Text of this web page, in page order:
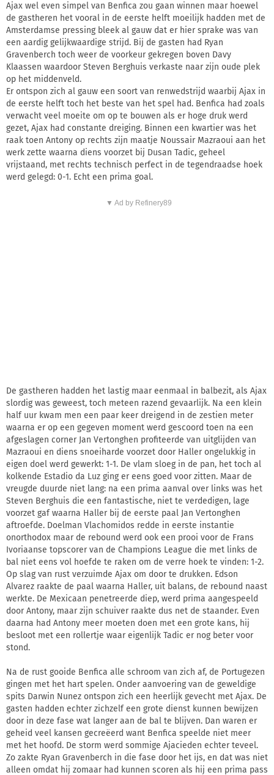
Ajax wel even simpel van Benfica zou gaan winnen maar hoewel
de gastheren het vooral in de eerste helft moeilijk hadden met de
Amsterdamse pressing bleek al gauw dat er hier sprake was van
een aardig gelijkwaardige strijd. Bij de gasten had Ryan
Gravenberch toch weer de voorkeur gekregen boven Davy
Klaassen waardoor Steven Berghuis verkaste naar zijn oude plek
op het middenveld.
Er ontspon zich al gauw een soort van renwedstrijd waarbij Ajax in
de eerste helft toch het beste van het spel had. Benfica had zoals
verwacht veel moeite om op te bouwen als er hoge druk werd
gezet, Ajax had constante dreiging. Binnen een kwartier was het
raak toen Antony op rechts zijn maatje Noussair Mazraoui aan het
werk zette waarna diens voorzet bij Dusan Tadic, geheel
vrijstaand, met rechts technisch perfect in de tegendraadse hoek
werd gelegd: 0-1. Echt een prima goal.
▼ Ad by Refinery89
De gastheren hadden het lastig maar eenmaal in balbezit, als Ajax
slordig was geweest, toch meteen razend gevaarlijk. Na een klein
half uur kwam men een paar keer dreigend in de zestien meter
waarna er op een gegeven moment werd gescoord toen na een
afgeslagen corner Jan Vertonghen profiteerde van uitglijden van
Mazraoui en diens snoeiharde voorzet door Haller ongelukkig in
eigen doel werd gewerkt: 1-1. De vlam sloeg in de pan, het toch al
kolkende Estadio da Luz ging er eens goed voor zitten. Maar de
vreugde duurde niet lang: na een prima aanval over links was het
Steven Berghuis die een fantastische, niet te verdedigen, lage
voorzet gaf waarna Haller bij de eerste paal Jan Vertonghen
aftroefde. Doelman Vlachomidos redde in eerste instantie
onorthodox maar de rebound werd ook een prooi voor de Frans
Ivoriaanse topscorer van de Champions League die met links de
bal niet eens vol hoefde te raken om de verre hoek te vinden: 1-2.
Op slag van rust verzuimde Ajax om door te drukken. Edson
Alvarez raakte de paal waarna Haller, uit balans, de rebound naast
werkte. De Mexicaan penetreerde diep, werd prima aangespeeld
door Antony, maar zijn schuiver raakte dus net de staander. Even
daarna had Antony meer moeten doen met een grote kans, hij
besloot met een rollertje waar eigenlijk Tadic er nog beter voor
stond.
Na de rust gooide Benfica alle schroom van zich af, de Portugezen
gingen met het hart spelen. Onder aanvoering van de geweldige
spits Darwin Nunez ontspon zich een heerlijk gevecht met Ajax. De
gasten hadden echter zichzelf een grote dienst kunnen bewijzen
door in deze fase wat langer aan de bal te blijven. Dan waren er
geheid veel kansen gecreëerd want Benfica speelde niet meer
met het hoofd. De storm werd sommige Ajacieden echter teveel.
Zo zakte Ryan Gravenberch in die fase door het ijs, en dat was niet
alleen omdat hij zomaar had kunnen scoren als hij een prima pass